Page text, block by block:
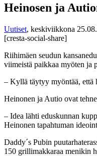
Heinosen ja
Uutiset, keskiviikkona
[cresta-social-share]
Riihimäen seudun
viimeistä paikkaa myöten ja
– Kyllä täytyy myöntää, että
Heinonen ja Autio ovat
– Idea lähti eduskunnan
Heinonen tapahtuman
Daddy´s Pubin
150 grillimakkaraa menikin